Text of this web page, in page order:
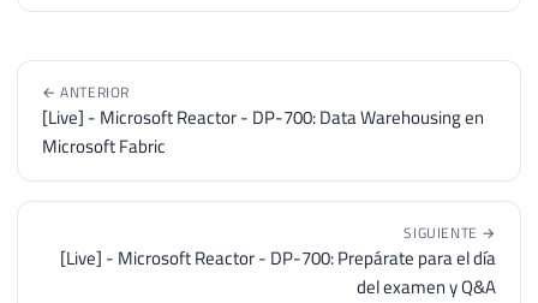
← ANTERIOR
[Live] - Microsoft Reactor - DP-700: Data Warehousing en
Microsoft Fabric
SIGUIENTE →
[Live] - Microsoft Reactor - DP-700: Prepárate para el día
del examen y Q&A